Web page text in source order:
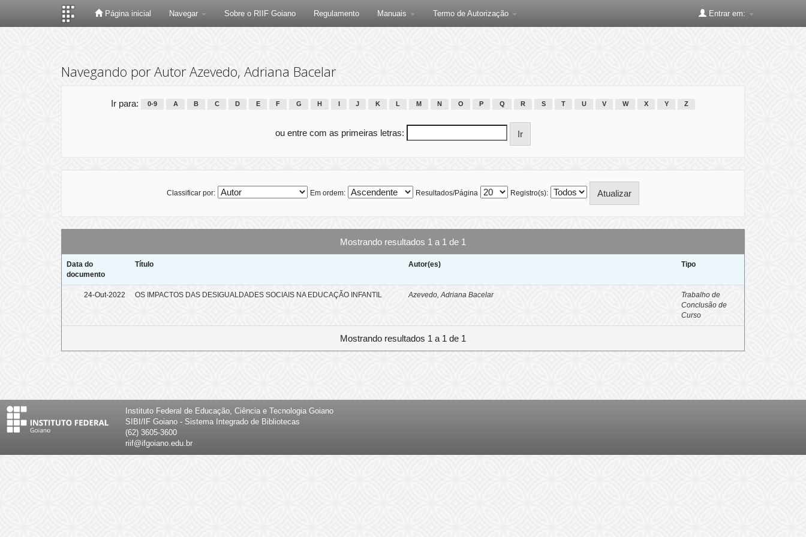
Página inicial Navegar Sobre o RIIF Goiano Regulamento Manuais Termo de Autorização Entrar em:
Navegando por Autor Azevedo, Adriana Bacelar
Ir para: 0-9 A B C D E F G H J K L M N O P Q R S T U V W X Y Z
ou entre com as primeiras letras:
Classificar por: Em ordem: Resultados/Página Registro(s):
Mostrando resultados 1 a 1 de 1
Data do
documento
Título Autor(es) Tipo
24-Out-2022 OS IMPACTOS DAS DESIGUALDADES SOCIAIS NA EDUCAÇÃO INFANTIL Azevedo, Adriana Bacelar
Trabalho de
Conclusão de
Curso
Mostrando resultados 1 a 1 de 1
Instituto Federal de Educação, Ciência e Tecnologia Goiano
SIBI/IF Goiano - Sistema Integrado de Bibliotecas
(62) 3605-3600
riif@ifgoiano.edu.br